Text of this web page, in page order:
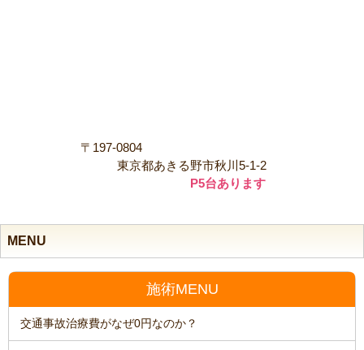
〒197-0804
東京都あきる野市秋川5-1-2
P5台あります
MENU
施術MENU
交通事故治療費がなぜ0円なのか？